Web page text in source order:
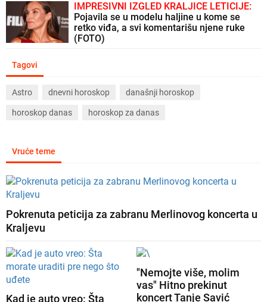
IMPRESIVNI IZGLED KRALJICE LETICIJE:
Pojavila se u modelu haljine u kome se
retko viđa, a svi komentarišu njene ruke
(FOTO)
Tagovi
Astro dnevni horoskop današnji horoskop
horoskop danas horoskop za danas
Vruće teme
Pokrenuta peticija za zabranu Merlinovog koncerta u
Kraljevu
Kad je auto vreo: Šta
"Nemojte više, molim
vas" Hitno prekinut
koncert Tanje Savić